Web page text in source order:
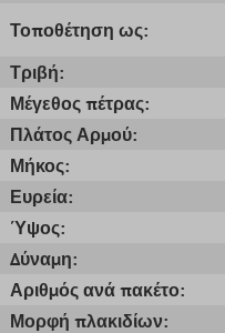
Τοποθέτηση ως:
Τριβή:
Μέγεθος πέτρας:
Πλάτος Αρμού:
Μήκος:
Ευρεία:
Ύψος:
Δύναμη:
Αριθμός ανά πακέτο:
Μορφή πλακιδίων: